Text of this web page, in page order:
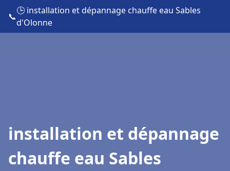
📞
🕒 installation et dépannage chauffe eau Sables
d'Olonne
installation et dépannage
chauffe eau Sables